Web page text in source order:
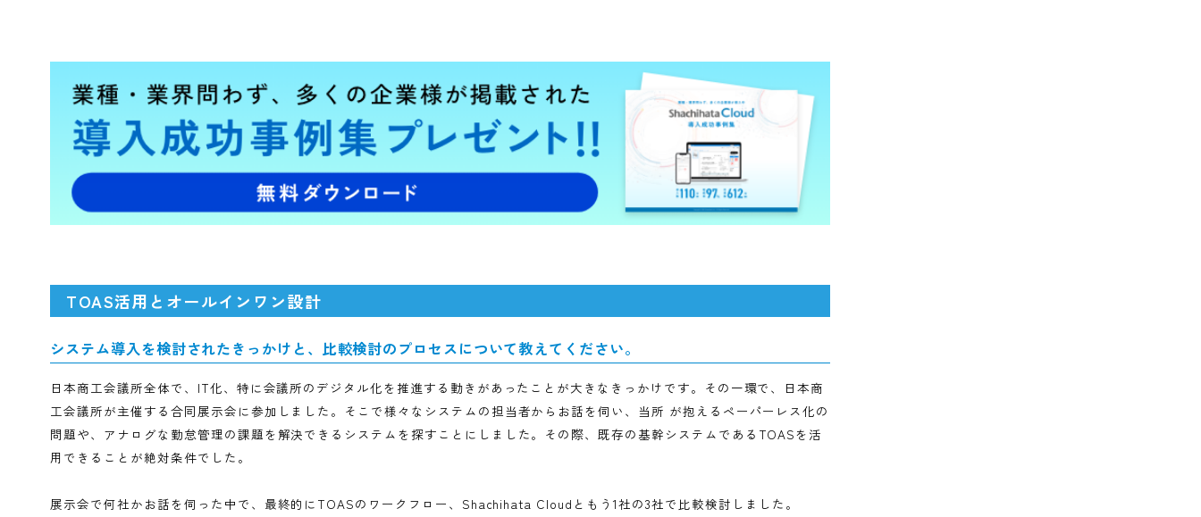
私たちは事業所様に対してIT化の促進を支援する立場にありながら、自分たちの所内が全くIT化されていないという大きなギャッ
プを感じていました。自分たちが使ったこともなく、十分に把握できていないシステムを事業者様にお勧めするのは非常に難しい
ことです。国からはIT化を推進するように言われるものの、具体的なメリットを自信を持って説明できないというジレンマがあり
ました。例えば、「電帳法に対応しましょう」と言っても「自分たちのところはどうなんだ」という話になりますし、「紙を減ら
しましょう」と提案しても「自分たちが一番紙を使っているではないか」という状況だったのです。